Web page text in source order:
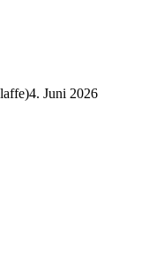
4. Juni 2026